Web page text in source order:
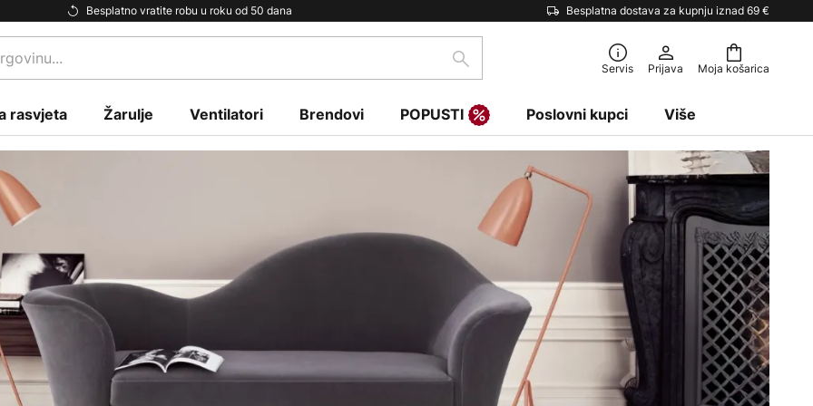
Besplatno vratite robu u roku od 50 dana Besplatna dostava za kupnju iznad 69 €
Moja košarica
traži Servis Prijava
rasvjeta Žarulje Ventilatori Brendovi POPUSTI Poslovni kupci Više